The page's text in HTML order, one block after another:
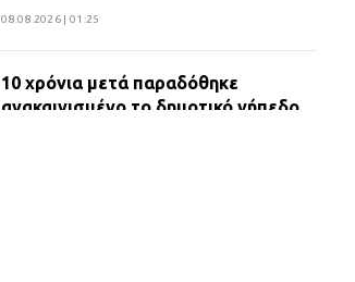
08.08.2026 | 01:25
10 χρόνια μετά παραδόθηκε
ανακαινισμένο το δημοτικό γήπεδο